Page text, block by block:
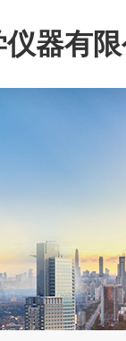
器有